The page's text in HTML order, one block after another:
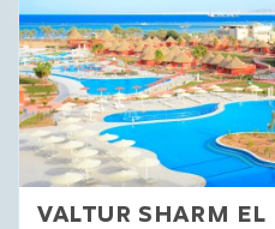
VALTUR SHARM